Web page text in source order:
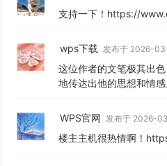
支持一下！https://
wps下载 发布于 2026-
这位作者的文笔极其出
地传达出他的思想和情
WPS官网 发布于 2026-
楼主主机很热情啊！